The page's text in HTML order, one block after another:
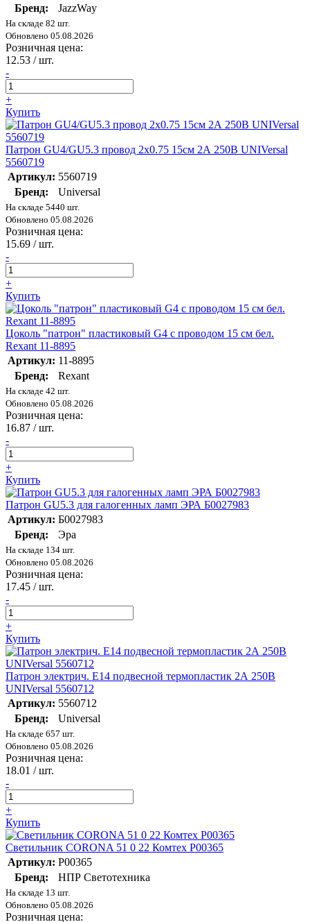
Бренд:
JazzWay
На складе 82 шт.
Обновлено 05.08.2026
Розничная цена:
12.53 / шт.
-
+
Купить
Патрон GU4/GU5.3 провод 2х0.75 15см 2А 250В UNIVersal
5560719
Артикул: 5560719
Бренд:
Universal
На складе 5440 шт.
Обновлено 05.08.2026
Розничная цена:
15.69 / шт.
-
+
Купить
Цоколь "патрон" пластиковый G4 с проводом 15 см бел.
Rexant 11-8895
Артикул: 11-8895
Бренд:
Rexant
На складе 42 шт.
Обновлено 05.08.2026
Розничная цена:
16.87 / шт.
-
+
Купить
Патрон GU5.3 для галогенных ламп ЭРА Б0027983
Артикул: Б0027983
Бренд:
Эра
На складе 134 шт.
Обновлено 05.08.2026
Розничная цена:
17.45 / шт.
-
+
Купить
Патрон электрич. E14 подвесной термопластик 2А 250В
UNIVersal 5560712
Артикул: 5560712
Бренд:
Universal
На складе 657 шт.
Обновлено 05.08.2026
Розничная цена:
18.01 / шт.
-
+
Купить
Светильник CORONA 51 0 22 Комтех P00365
Артикул: P00365
Бренд:
НПР Светотехника
На складе 13 шт.
Обновлено 05.08.2026
Розничная цена: